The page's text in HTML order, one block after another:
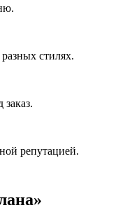
стилях.
репутацией.